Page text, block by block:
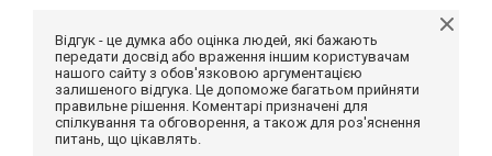
Відгук - це думка або оцінка людей, які бажають
передати досвід або враження іншим користувачам
нашого сайту з обов'язковою аргументацією
залишеного відгука. Це допоможе багатьом прийняти
правильне рішення. Коментарі призначені для
спілкування та обговорення, а також для роз'яснення
питань, що цікавлять.